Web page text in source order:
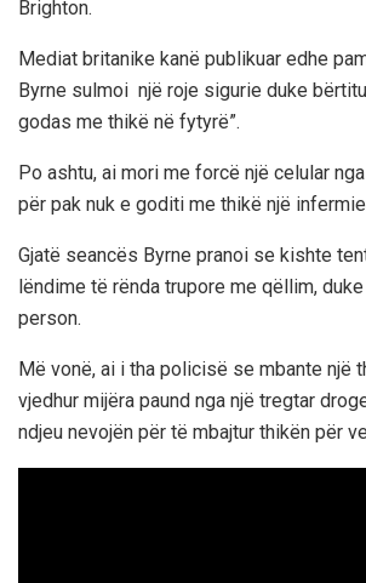
Brighton.
Mediat britanike kanë publikuar edhe
Byrne sulmoi një roje sigurie duke
godas me thikë në fytyrë”.
Po ashtu, ai mori me forcë një celular
për pak nuk e goditi me thikë një
Gjatë seancës Byrne pranoi se kishte
lëndime të rënda trupore me qëllim,
person.
Më vonë, ai i tha policisë se mbante një
vjedhur mijëra paund nga një tregtar
ndjeu nevojën për të mbajtur thikën për